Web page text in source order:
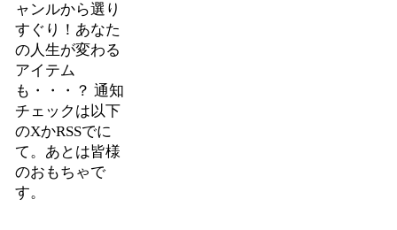
ャンルから選り
すぐり！あなた
の人生が変わる
アイテム
も・・・？ 通知
チェックは以下
のXかRSSでに
て。あとは皆様
のおもちゃで
す。